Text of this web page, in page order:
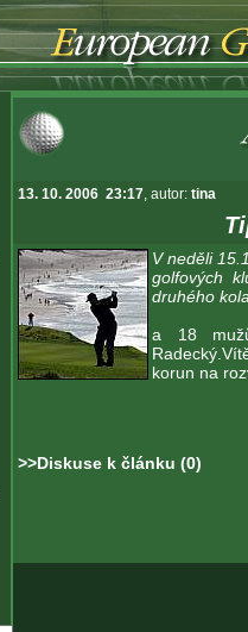
13. 10. 2006 23:17, autor: tina
V neděli
golfových
druhého
a 18
korun na
>>Diskuse k článku (0)